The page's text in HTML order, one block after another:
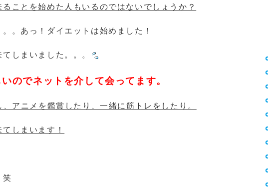
ことを始めた人もいるのではないでしょうか？
。あっ！ダイエットは始めました！
しまいました。。。
のでネットを介して会ってます。
アニメを鑑賞したり、一緒に筋トレをしたり。
しまいます！
笑